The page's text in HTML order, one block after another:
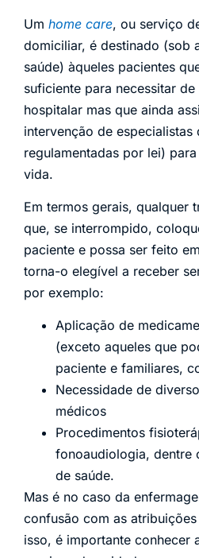
Um home care, ou serviço
domiciliar, é destinado (sob
saúde) àqueles pacientes
suficiente para necessitar
hospitalar mas que ainda
intervenção de
regulamentadas por lei)
vida.
Em termos gerais, qualquer
que, se interrompido,
paciente e possa ser feito
torna-o elegível a receber
por exemplo:
Aplicação de
(exceto aqueles que
paciente e familiares,
Necessidade de
médicos
Procedimentos
fonoaudiologia, dentre
de saúde.
Mas é no caso da
confusão com as
isso, é importante conhecer